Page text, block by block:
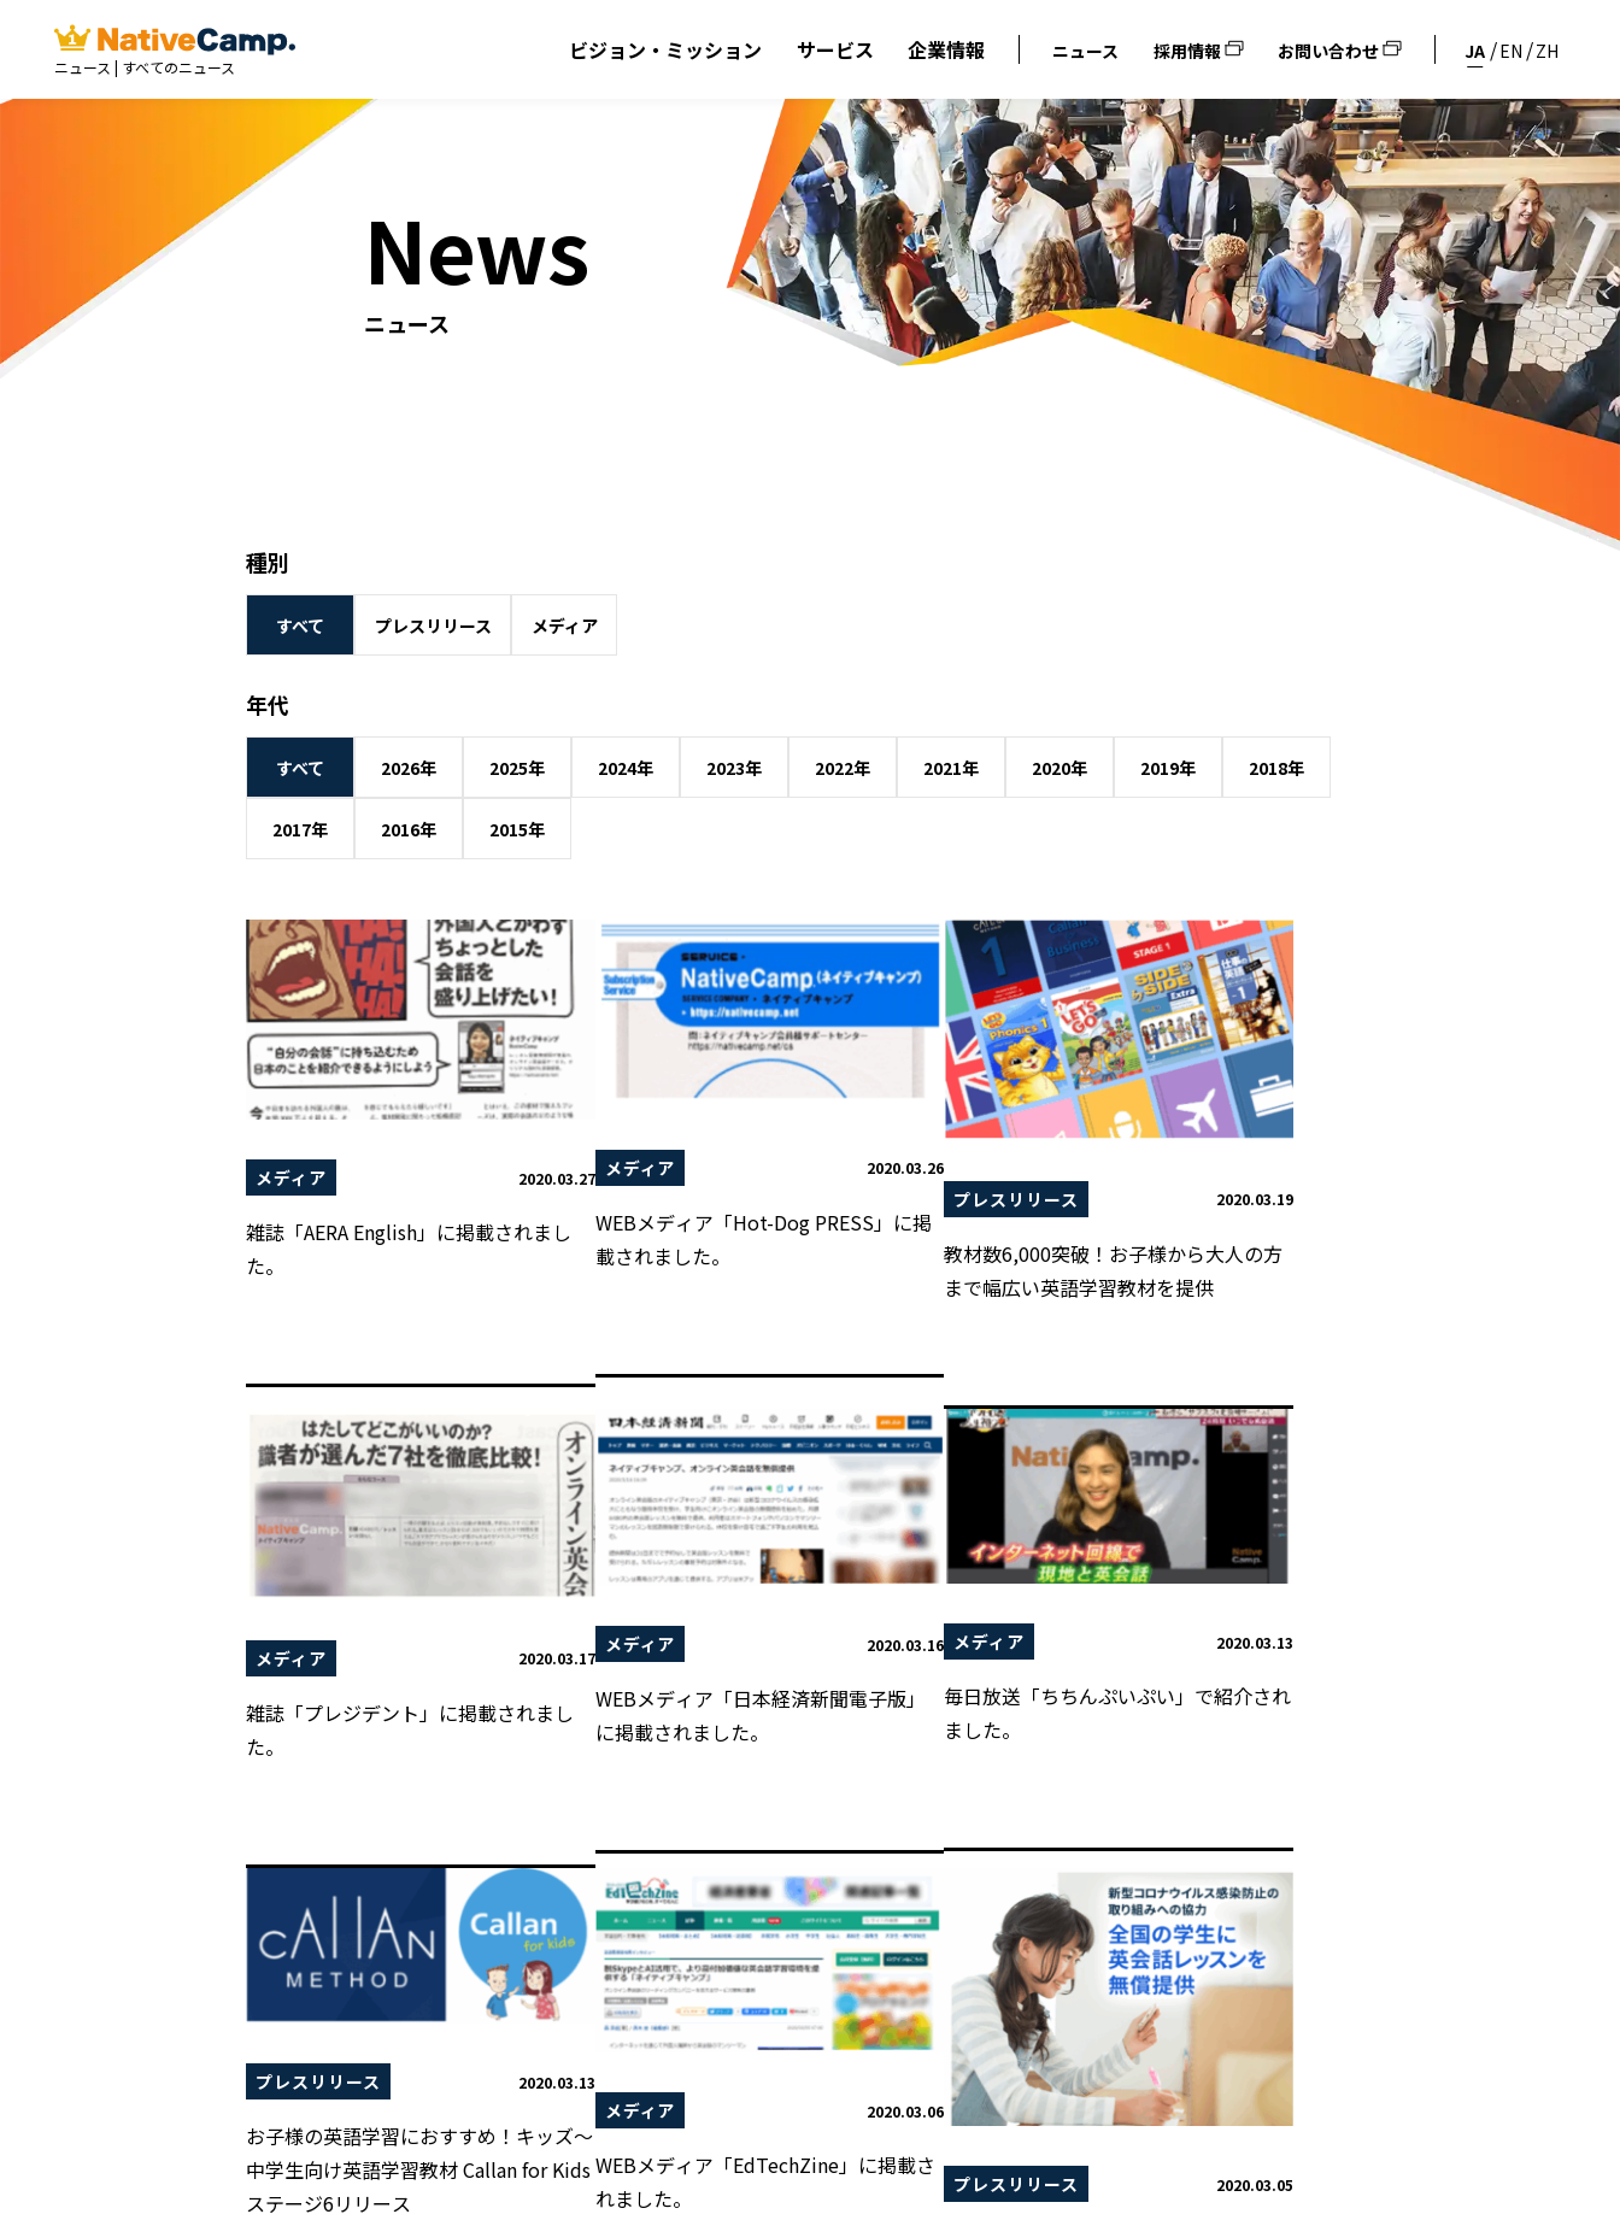
ニュース | すべてのニュース
ビジョン・ミッション サービス 企業情報 ニュース 採用情報 お問い合わせ JA EN ZH
News
ニュース
種別
すべて プレスリリース メディア
年代
すべて 2026年 2025年 2024年 2023年 2022年 2021年 2020年 2019年 2018年
2017年 2016年 2015年
メディア 2020.03.27
雑誌「AERA English」に掲載されまし
た。
メディア 2020.03.26
WEBメディア「Hot-Dog PRESS」に掲
載されました。
プレスリリース 2020.03.19
教材数6,000突破！お子様から大人の方
まで幅広い英語学習教材を提供
メディア 2020.03.17
雑誌「プレジデント」に掲載されまし
た。
メディア 2020.03.16
WEBメディア「日本経済新聞電子版」
に掲載されました。
メディア 2020.03.13
毎日放送「ちちんぷいぷい」で紹介され
ました。
プレスリリース 2020.03.13
お子様の英語学習におすすめ！キッズ～
中学生向け英語学習教材 Callan for Kids
ステージ6リリース
メディア 2020.03.06
WEBメディア「EdTechZine」に掲載さ
れました。
プレスリリース 2020.03.05